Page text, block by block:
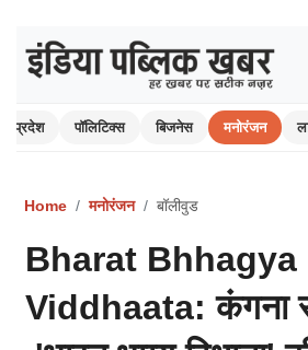
प्रदेश पॉलिटिक्स बिजनेस मनोरंजन
Home मनोरंजन बॉलीवुड
Bharat Bhhagya
Viddhaata: कंगना